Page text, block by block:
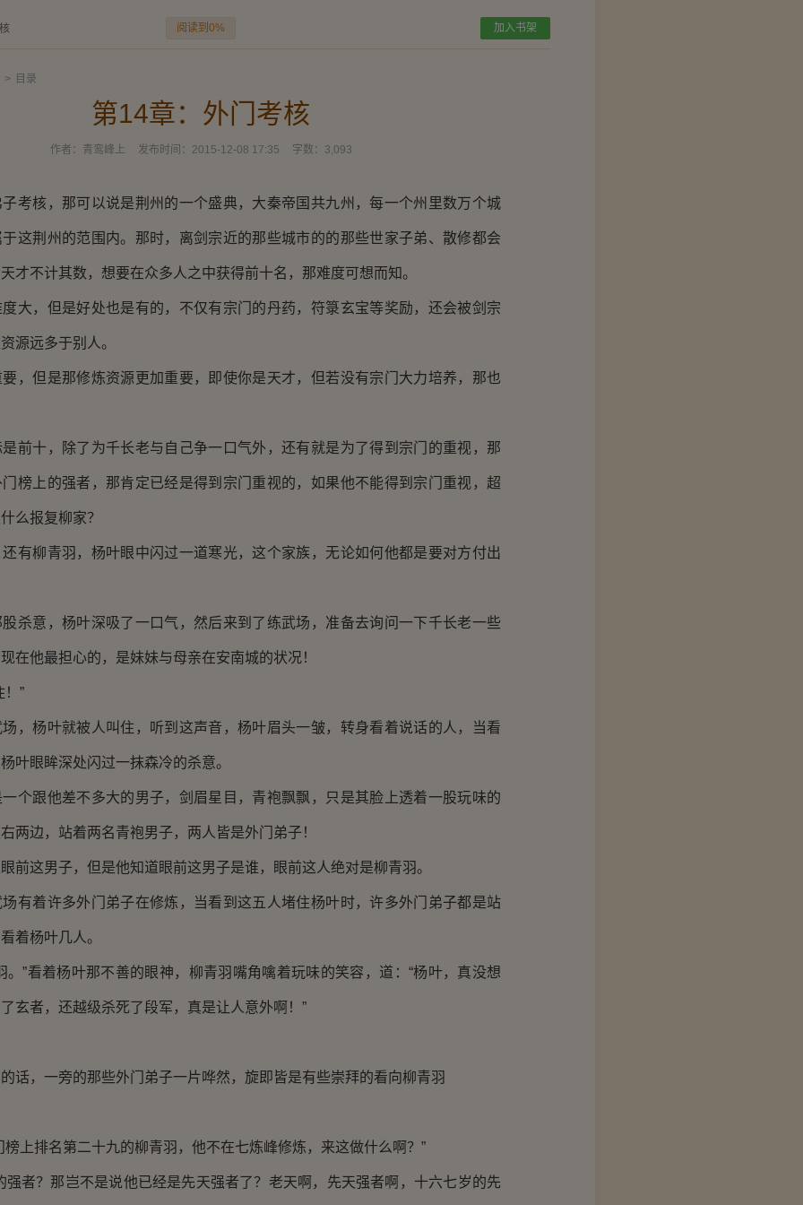
阅读到0% 加入书架
> 目录
第14章：外门考核
作者： 青鸾峰上 发布时间： 2015-12-08 17:35 字数： 3,093
核，那可以说是荆州的一个盛典，大秦帝国共九州，每一个州里数万个城
这荆州的范围内。那时，离剑宗近的那些城市的的那些世家子弟、散修都会
才不计其数，想要在众多人之中获得前十名，那难度可想而知。
，但是好处也是有的，不仅有宗门的丹药，符箓玄宝等奖励，还会被剑宗
源远多于别人。
但是那修炼资源更加重要，即使你是天才，但若没有宗门大力培养，那也
十，除了为千长老与自己争一口气外，还有就是为了得到宗门的重视，那
榜上的强者，那肯定已经是得到宗门重视的，如果他不能得到宗门重视，超
么报复柳家？
柳青羽，杨叶眼中闪过一道寒光，这个家族，无论如何他都是要对方付出
意，杨叶深吸了一口气，然后来到了练武场，准备去询问一下千长老一些
在他最担心的，是妹妹与母亲在安南城的状况！
”
杨叶就被人叫住，听到这声音，杨叶眉头一皱，转身看着说话的人，当看
叶眼眸深处闪过一抹森冷的杀意。
跟他差不多大的男子，剑眉星目，青袍飘飘，只是其脸上透着一股玩味的
两边，站着两名青袍男子，两人皆是外门弟子！
这男子，但是他知道眼前这男子是谁，眼前这人绝对是柳青羽。
着许多外门弟子在修炼，当看到这五人堵住杨叶时，许多外门弟子都是站
着杨叶几人。
看着杨叶那不善的眼神，柳青羽嘴角噙着玩味的笑容，道：“杨叶，真没想
玄者，还越级杀死了段军，真是让人意外啊！”
，一旁的那些外门弟子一片哗然，旋即皆是有些崇拜的看向柳青羽
排名第二十九的柳青羽，他不在七炼峰修炼，来这做什么啊？”
？那岂不是说他已经是先天强者了？老天啊，先天强者啊，十六七岁的先